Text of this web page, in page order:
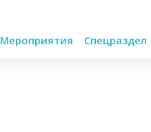
Мероприятия Спецраздел